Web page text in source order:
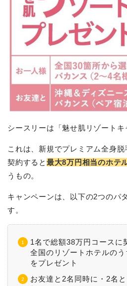
シースリーは「魅せ肌リゾートキ
これは、新規でプレミアム全身
契約すると 最大8万円相当のホテ
うもの。
キャンペーンは、以下の2つのパ
す。
1名で総額38万円コースに
全国のリゾートホテルの
をプレゼント
お友達と2名同時に・2名